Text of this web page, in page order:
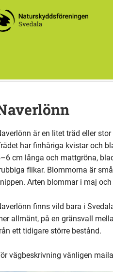
är en litet träd eller
har finhåriga kvistar och
cm långa och mattgröna,
flikar. Blommorna är
Arten blommar i maj
finns vild bara i
allmänt, på en gränsvall
ett tidigare större bestånd.
vägbeskrivning vänligen